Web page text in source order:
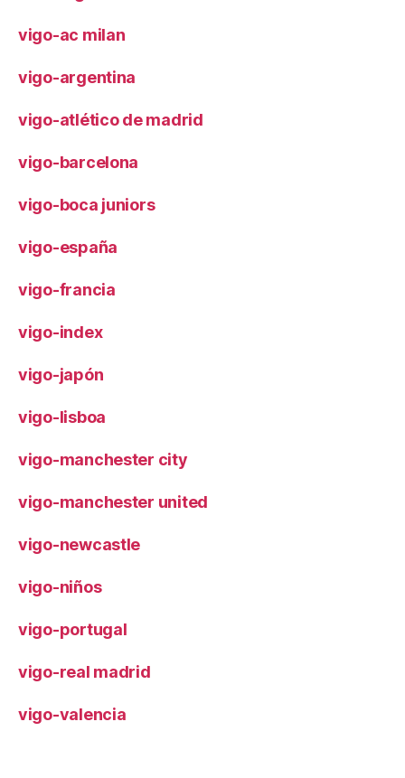
vigo-ac milan
vigo-argentina
vigo-atlético de madrid
vigo-barcelona
vigo-boca juniors
vigo-españa
vigo-francia
vigo-index
vigo-japón
vigo-lisboa
vigo-manchester city
vigo-manchester united
vigo-newcastle
vigo-niños
vigo-portugal
vigo-real madrid
vigo-valencia